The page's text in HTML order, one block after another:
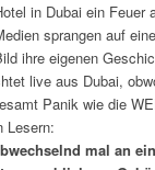
in Dubai ein Feuer
sprangen auf
ihre eigenen
live aus Dubai,
Panik wie die
Lesern:
mal an